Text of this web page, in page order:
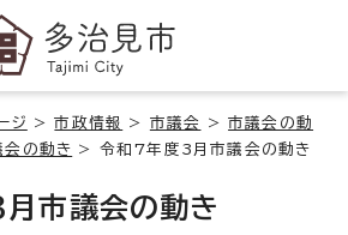
ジ >市政情報 > 市議会 >市議会の動
の動き > 令和7年度3月市議会の動き
市議会の動き